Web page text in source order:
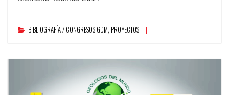
BIBLIOGRAFÍA / CONGRESOS GDM, PROYECTOS